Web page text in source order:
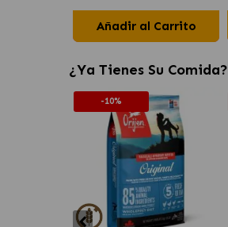
Añadir al Carrito
¿Ya Tienes Su Comida?
-10%